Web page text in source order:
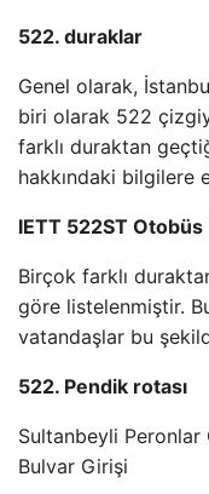
522. duraklar
Genel olarak,
biri olarak 522
farklı duraktan
hakkındaki bilgilere
IETT 522ST
Birçok farklı
göre listelenmiştir.
vatandaşlar bu
522. Pendik rotası
Sultanbeyli Peronlar
Bulvar Girişi